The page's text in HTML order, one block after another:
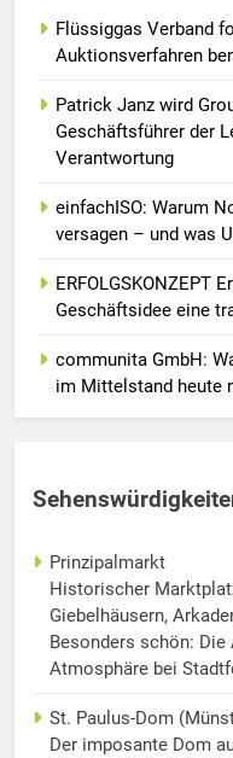
Flüssiggas Verband
Auktionsverfahren
Patrick Janz wird
Geschäftsführer der
Verantwortung
einfachISO: Warum
versagen – und was
ERFOLGSKONZEPT
Geschäftsidee eine
communita GmbH:
im Mittelstand heute
Prinzipalmarkt
Historischer
Giebelhäusern,
Besonders schön: Die
Atmosphäre bei
St. Paulus-Dom
Der imposante Dom